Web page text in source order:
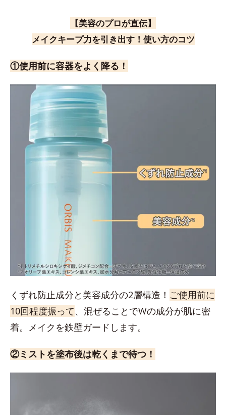
【美容のプロが直伝】
メイクキープ力を引き出す！使い方のコツ
①使用前に容器をよく降る！
くずれ防止成分と美容成分の2層構造！ ご使用前に
10回程度振って、混ぜることでWの成分が肌に密
着。メイクを鉄壁ガードします。
②ミストを塗布後は乾くまで待つ！